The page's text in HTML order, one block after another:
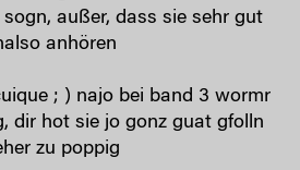
außer, dass sie sehr gut
anhören
; ) najo bei band 3 wormr
dir hot sie jo gonz guat gfolln
zu poppig